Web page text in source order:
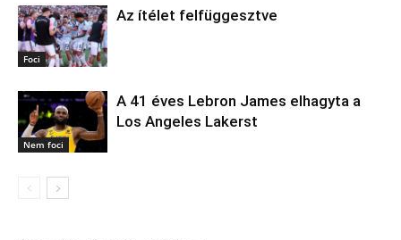
Foci
Az ítélet felfüggesztve
Nem foci
A 41 éves Lebron James elhagyta a
Los Angeles Lakerst